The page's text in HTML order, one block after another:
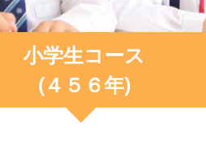
小学生コース
(４５６年)